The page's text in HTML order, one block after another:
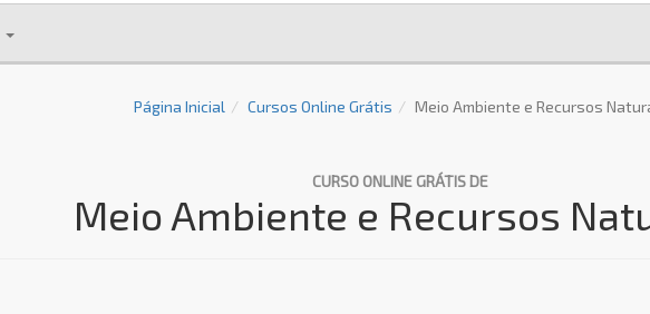
Página Inicial Cursos Online Grátis Meio Ambiente e Recursos
CURSO ONLINE GRÁTIS DE
Meio Ambiente e Recursos